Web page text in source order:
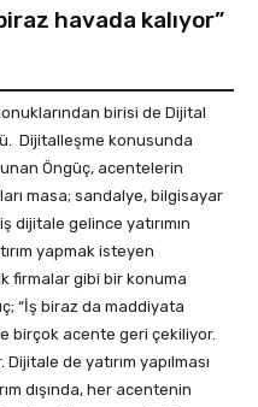
havada kalıyor”
birisi de Dijital
Dijitalleşme konusunda
Öngüç, acentelerin
masa; sandalye, bilgisayar
dijitale gelince yatırımın
yapmak isteyen
firmalar gibi bir konuma
“İş biraz da maddiyata
birçok acente geri çekiliyor.
de yatırım yapılması
dışında, her acentenin